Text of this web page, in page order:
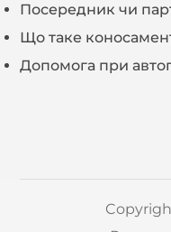
Посередник чи
Що таке
Допомога при